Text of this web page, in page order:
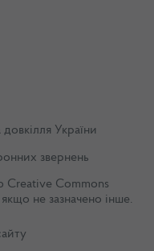
України
звернень
Creative Commons
якщо не зазначено інше.